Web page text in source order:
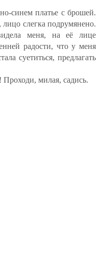
синем платье с брошей.
слегка подрумянено.
меня, на её лице
радости, что у меня
суетиться, предлагать
милая, садись.